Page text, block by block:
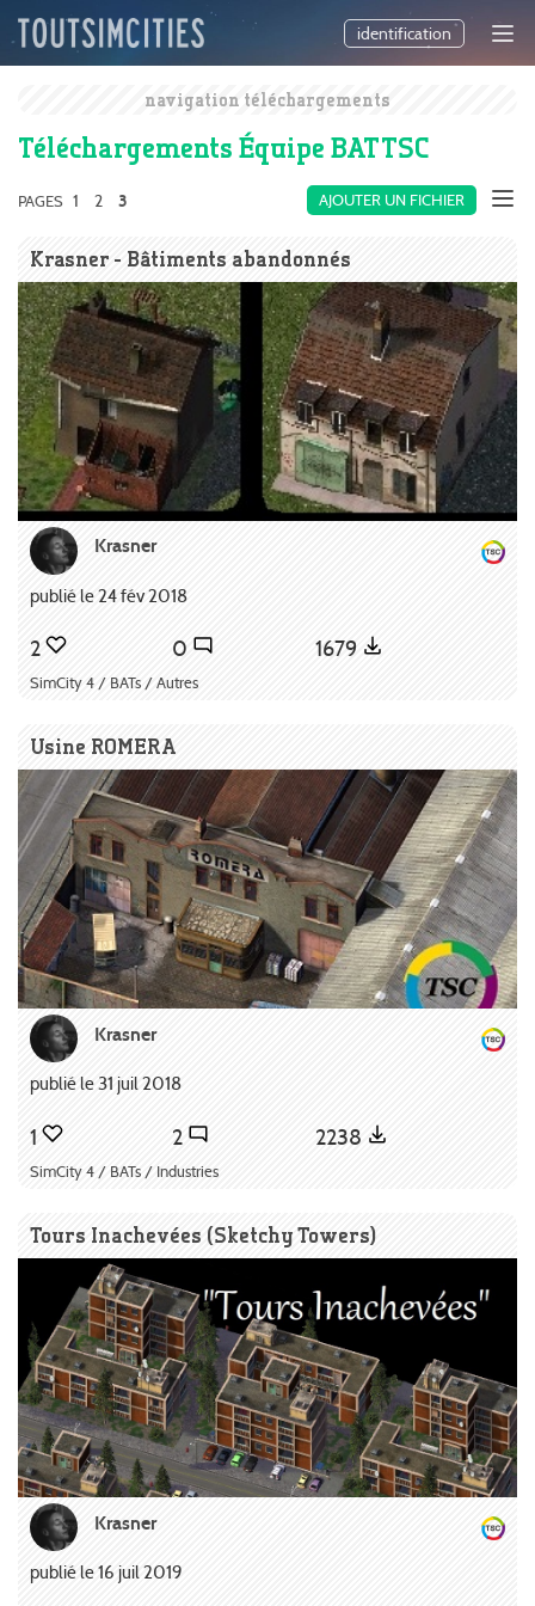
identification
navigation téléchargements
Téléchargements Équipe BAT TSC
AJOUTER UN FICHIER
PAGES 1 2 3
Krasner - Bâtiments abandonnés
Krasner
publié le 24 fév 2018
2 0 1679
SimCity 4 / BATs / Autres
Usine ROMERA
Krasner
publié le 31 juil 2018
1 2 2238
SimCity 4 / BATs / Industries
Tours Inachevées (Sketchy Towers)
Krasner
publié le 16 juil 2019